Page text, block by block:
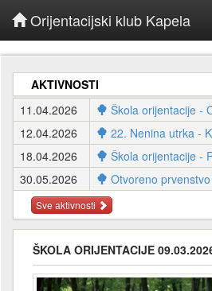
Orijentacijski klub Kapela
AKTIVNOSTI
11.04.2026
Škola orijentacije -
12.04.2026 22. Nenina utrka -
18.04.2026 Škola orijentacije -
30.05.2026 Otvoreno
Sve aktivnosti
ŠKOLA ORIJENTACIJE